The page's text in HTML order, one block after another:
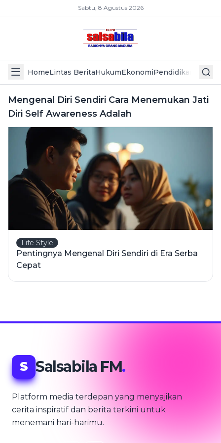
Sabtu, 8 Agustus 2026
HomeLintas BeritaHukumEkonomiPendidikan Politik
Mengenal Diri Sendiri Cara Menemukan Jati
Diri Self Awareness Adalah
Life Style
Pentingnya Mengenal Diri Sendiri di Era Serba
Cepat
S Salsabila FM.
Platform media terdepan yang menyajikan
cerita inspiratif dan berita terkini untuk
menemani hari-harimu.